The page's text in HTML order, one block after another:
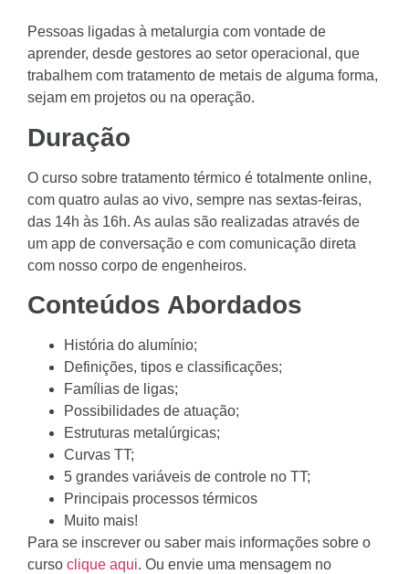
Pessoas ligadas à metalurgia com vontade de
aprender, desde gestores ao setor operacional, que
trabalhem com tratamento de metais de alguma forma,
sejam em projetos ou na operação.
Duração
O curso sobre tratamento térmico é totalmente online,
com quatro aulas ao vivo, sempre nas sextas-feiras,
das 14h às 16h. As aulas são realizadas através de
um app de conversação e com comunicação direta
com nosso corpo de engenheiros.
Conteúdos Abordados
História do alumínio;
Definições, tipos e classificações;
Famílias de ligas;
Possibilidades de atuação;
Estruturas metalúrgicas;
Curvas TT;
5 grandes variáveis de controle no TT;
Principais processos térmicos
Muito mais!
Para se inscrever ou saber mais informações sobre o
curso clique aqui. Ou envie uma mensagem no